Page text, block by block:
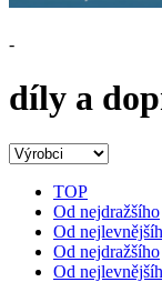
-
díly a
TOP
Od nejdražšího
Od
Od nejdražšího
Od